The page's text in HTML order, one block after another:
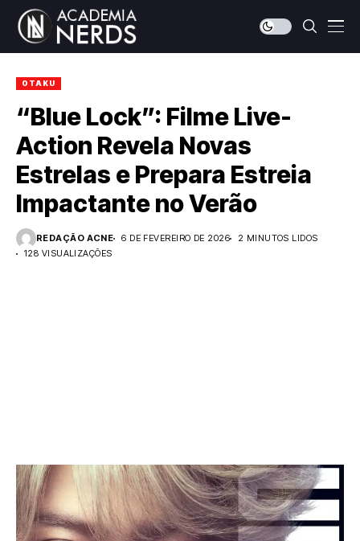
OTAKU
“Blue Lock”: Filme Live-
Action Revela Novas
Estrelas e Prepara Estreia
Impactante no Verão
REDAÇÃO ACNE 6 DE FEVEREIRO DE 2026
2 MINUTOS LIDOS
128 VISUALIZAÇÕES